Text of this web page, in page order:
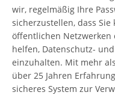
wir, regelmäßig Ihre
sicherzustellen, dass
öffentlichen Netzwerken
helfen, Datenschutz-
einzuhalten. Mit mehr
über 25 Jahren
sicheres System zur